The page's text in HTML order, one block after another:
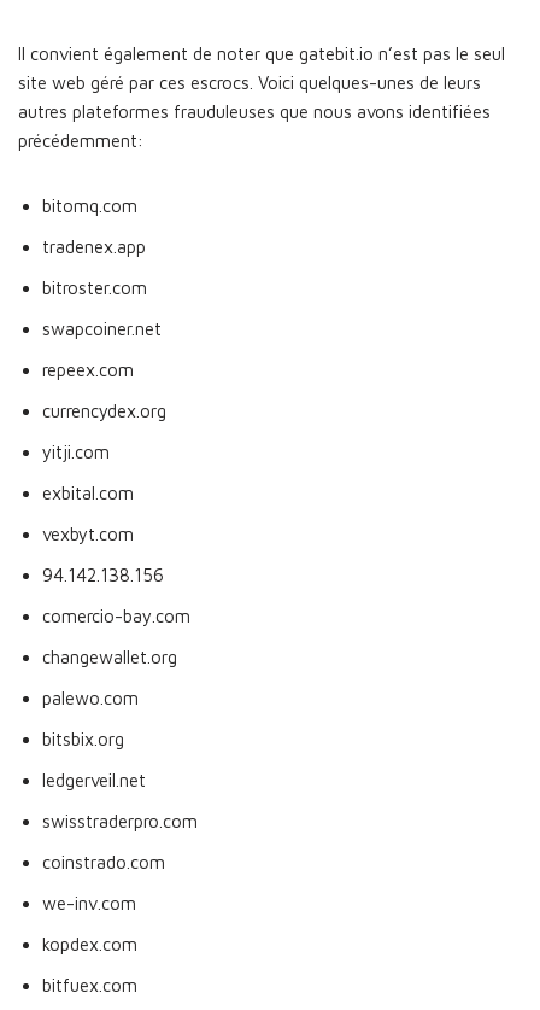
Il convient également de noter que gatebit.io n’est pas le seul
site web géré par ces escrocs. Voici quelques-unes de leurs
autres plateformes frauduleuses que nous avons identifiées
précédemment:
bitomq.com
tradenex.app
bitroster.com
swapcoiner.net
repeex.com
currencydex.org
yitji.com
exbital.com
vexbyt.com
94.142.138.156
comercio-bay.com
changewallet.org
palewo.com
bitsbix.org
ledgerveil.net
swisstraderpro.com
coinstrado.com
we-inv.com
kopdex.com
bitfuex.com